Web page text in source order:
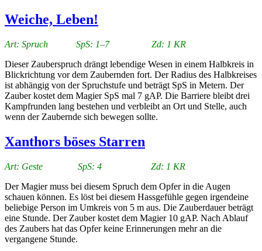
Weiche, Leben!
Art: Spruch SpS: 1–7 Zd: 1 KR
Dieser Zauberspruch drängt lebendige Wesen in einem Halbkreis in
Blickrichtung vor dem Zaubernden fort. Der Radius des Halbkreises
ist abhängig von der Spruchstufe und beträgt SpS in Metern. Der
Zauber kostet dem Magier SpS mal 7 gAP. Die Barriere bleibt drei
Kampfrunden lang bestehen und verbleibt an Ort und Stelle, auch
wenn der Zaubernde sich bewegen sollte.
Xanthors böses Starren
Art: Geste SpS: 4 Zd: 1 KR
Der Magier muss bei diesem Spruch dem Opfer in die Augen
schauen können. Es löst bei diesem Hassgefühle gegen irgendeine
beliebige Person im Umkreis von 5 m aus. Die Zauberdauer beträgt
eine Stunde. Der Zauber kostet dem Magier 10 gAP. Nach Ablauf
des Zaubers hat das Opfer keine Erinnerungen mehr an die
vergangene Stunde.